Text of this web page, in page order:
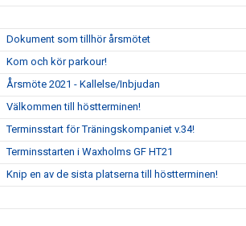
Dokument som tillhör årsmötet
Kom och kör parkour!
Årsmöte 2021 - Kallelse/Inbjudan
Välkommen till höstterminen!
Terminsstart för Träningskompaniet v.34!
Terminsstarten i Waxholms GF HT21
Knip en av de sista platserna till höstterminen!